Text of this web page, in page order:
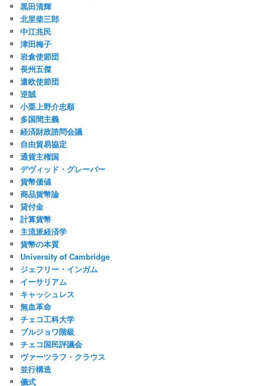
黒田清輝
北里柴三郎
中江兆民
津田梅子
岩倉使節団
長州五傑
遣欧使節団
逆賊
小栗上野介忠順
多国間主義
経済財政諮問会議
自由貿易協定
通貨主権国
デヴィッド・グレーバー
貨幣価値
商品貨幣論
貸付金
計算貨幣
主流派経済学
貨幣の本質
University of Cambridge
ジェフリー・インガム
イーサリアム
キャッシュレス
無血革命
チェコ工科大学
ブルジョワ階級
チェコ国民評議会
ヴァーツラフ・クラウス
並行構造
儀式